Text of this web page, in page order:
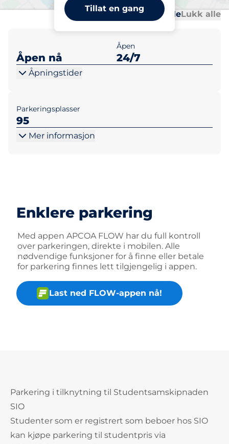
Tillat en gang
Åpne alleLukk alle
Åpen nå
Åpen
24/7
Åpningstider
Parkeringsplasser
95
Mer informasjon
Enklere parkering
Med appen APCOA FLOW har du full kontroll
over parkeringen, direkte i mobilen. Alle
nødvendige funksjoner for å finne eller betale
for parkering finnes lett tilgjengelig i appen.
Last ned FLOW-appen nå!
Parkering i tilknytning til Studentsamskipnaden
SIO
Studenter som er registrert som beboer hos SIO
kan kjøpe parkering til studentpris via